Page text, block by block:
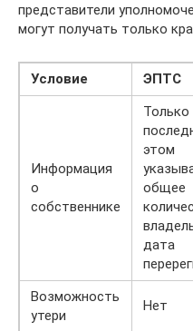
представители
могут получать только
Условие ЭПТС
Информация
о
собственнике
Только
этом
общее
дата
Возможность
утери
Нет